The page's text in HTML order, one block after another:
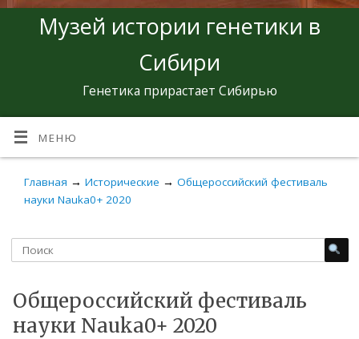
Музей истории генетики в
Сибири
Генетика прирастает Сибирью
МЕНЮ
Главная → Исторические → Общероссийский фестиваль
науки Nauka0+ 2020
Общероссийский фестиваль
науки Nauka0+ 2020